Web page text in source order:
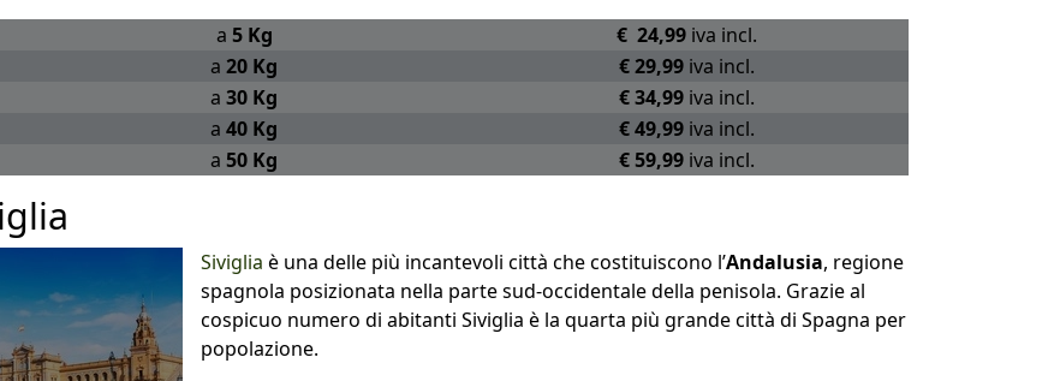
a 5 Kg € 24,99 iva incl.
a 20 Kg € 29,99 iva incl.
a 30 Kg € 34,99 iva incl.
a 40 Kg € 49,99 iva incl.
a 50 Kg € 59,99 iva incl.
Siviglia è una delle più incantevoli città che costituiscono l’Andalusia, regione
spagnola posizionata nella parte sud-occidentale della penisola. Grazie al
cospicuo numero di abitanti Siviglia è la quarta più grande città di Spagna per
popolazione.